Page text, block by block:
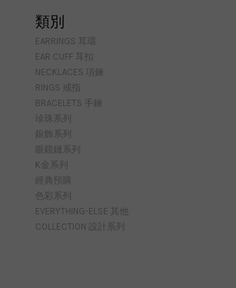
類別
EARRINGS 耳環
EAR CUFF 耳扣
NECKLACES 項鍊
RINGS 戒指
BRACELETS 手鍊
珍珠系列
銀飾系列
眼鏡鏈系列
K金系列
經典預購
色彩系列
EVERYTHING-ELSE 其他
COLLECTION 設計系列